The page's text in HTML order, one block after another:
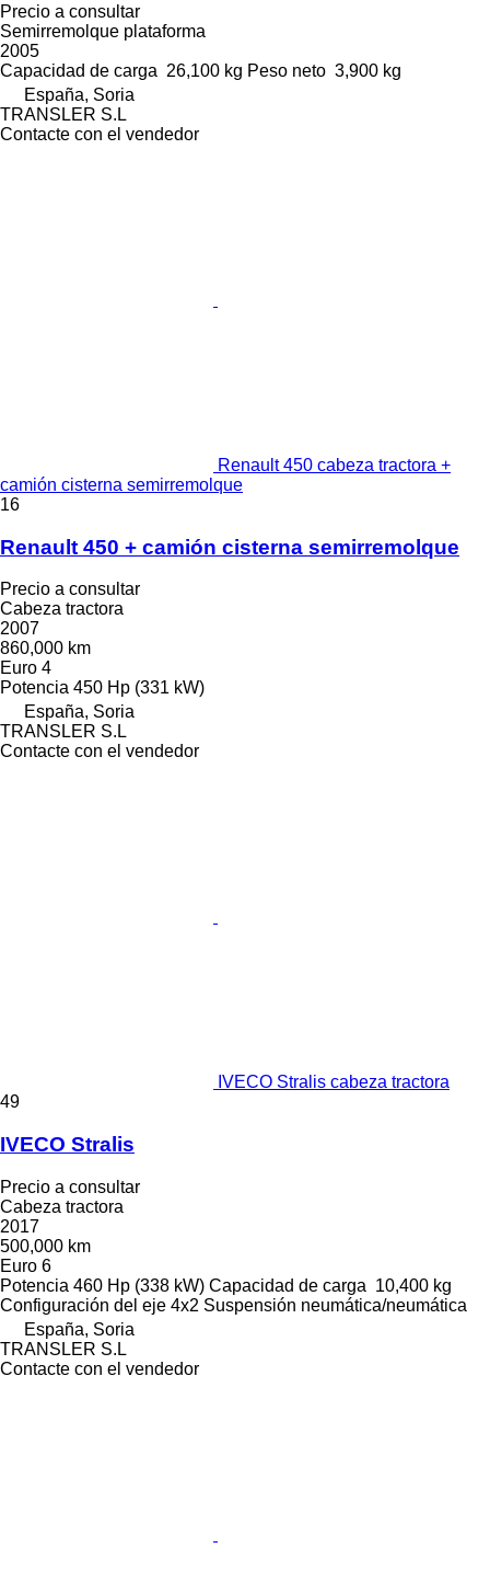
Precio a consultar
Semirremolque plataforma
2005
Capacidad de carga 26,100 kg Peso neto 3,900 kg
España, Soria
TRANSLER S.L
Contacte con el vendedor
Renault 450 cabeza tractora +
camión cisterna semirremolque
16
Renault 450 + camión cisterna semirremolque
Precio a consultar
Cabeza tractora
2007
860,000 km
Euro 4
Potencia 450 Hp (331 kW)
España, Soria
TRANSLER S.L
Contacte con el vendedor
IVECO Stralis cabeza tractora
49
IVECO Stralis
Precio a consultar
Cabeza tractora
2017
500,000 km
Euro 6
Potencia 460 Hp (338 kW) Capacidad de carga 10,400 kg
Configuración del eje 4x2 Suspensión neumática/neumática
España, Soria
TRANSLER S.L
Contacte con el vendedor